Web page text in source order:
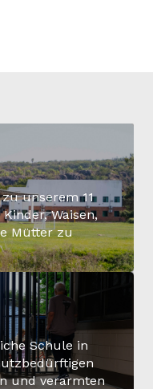
unserem 11
Waisen,
Mütter zu
Schule in
und verarmten